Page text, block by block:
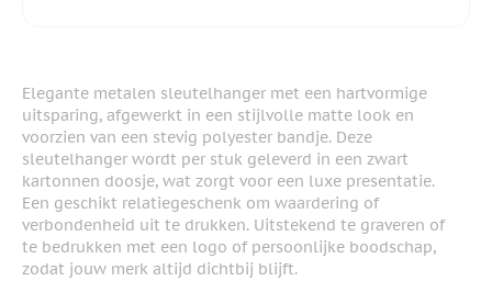
Elegante metalen sleutelhanger met een hartvormige
uitsparing, afgewerkt in een stijlvolle matte look en
voorzien van een stevig polyester bandje. Deze
sleutelhanger wordt per stuk geleverd in een zwart
kartonnen doosje, wat zorgt voor een luxe presentatie.
Een geschikt relatiegeschenk om waardering of
verbondenheid uit te drukken. Uitstekend te graveren of
te bedrukken met een logo of persoonlijke boodschap,
zodat jouw merk altijd dichtbij blijft.